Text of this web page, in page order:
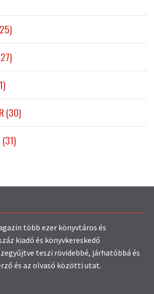
(30)
több ezer könyvtáros és
kiadó és könyvkereskedő
teszi rövidebbé, járhatóbbá és
és az olvasó közötti utat.